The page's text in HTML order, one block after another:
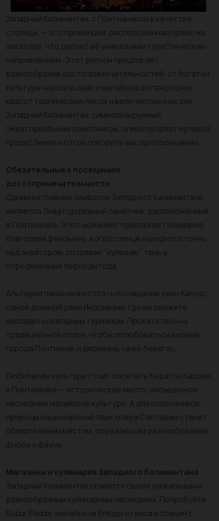
Западный Калимантан, с Понтианаком в качестве
столицы, — это провинция, расположенная прямо на
экваторе, что делает её уникальным туристическим
направлением. Этот регион предлагает
разнообразие достопримечательностей: от богатой
культуры народов даяк и малайцев до природных
красот тропических лесов и величественных рек.
Западный Калимантан, символизируемый
Экваториальным памятником, олицетворяет нулевой
градус Земли и готов покорить вас при посещении.
Обязательные к посещению
достопримечательности
Одним из главных символов Западного Калимантана
является Экваториальный памятник, расположенный
в Понтианаке. Этот монумент привлекает внимание
благодаря феномену, когда солнце находится точно
над экватором, создавая "нулевую" тень в
определённые периоды года.
Альтернативой может стать посещение реки Капуас,
самой длинной реки Индонезии, где вы сможете
насладиться водным туризмом. Прокатитесь на
традиционной лодке, чтобы полюбоваться видами
города Понтианак и деревень на её берегах.
Любителям культуры стоит посетить Кератон Кадрия
в Понтианаке — историческое место, насыщенное
наследием малайской культуры. А для поклонников
природы национальный парк озера Сентарам станет
обязательным местом, поражающим разнообразием
флоры и фауны.
Магазины и кулинария Западного Калимантана
Западный Калимантан славится своим уникальным и
разнообразным кулинарным наследием. Попробуйте
Bubur Pedas, малайское блюдо из риса и специй с